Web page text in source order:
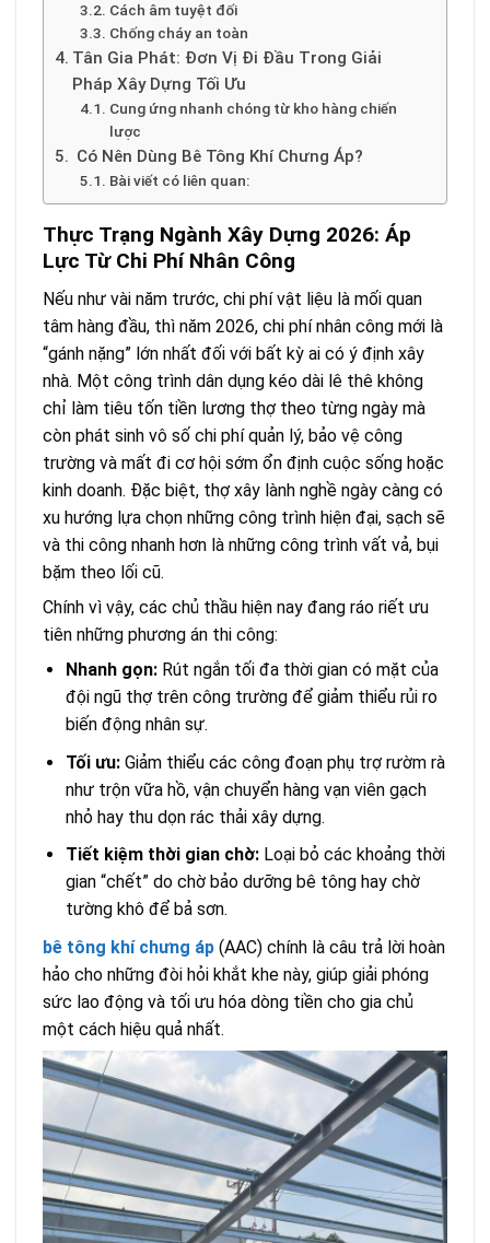
Cách âm tuyệt đối
Chống cháy an toàn
Tân Gia Phát: Đơn Vị Đi Đầu Trong Giải
Pháp Xây Dựng Tối Ưu
Cung ứng nhanh chóng từ kho hàng chiến
lược
Có Nên Dùng Bê Tông Khí Chưng Áp?
Bài viết có liên quan:
Thực Trạng Ngành Xây Dựng 2026: Áp
Lực Từ Chi Phí Nhân Công
Nếu như vài năm trước, chi phí vật liệu là mối quan
tâm hàng đầu, thì năm 2026, chi phí nhân công mới là
“gánh nặng” lớn nhất đối với bất kỳ ai có ý định xây
nhà. Một công trình dân dụng kéo dài lê thê không
chỉ làm tiêu tốn tiền lương thợ theo từng ngày mà
còn phát sinh vô số chi phí quản lý, bảo vệ công
trường và mất đi cơ hội sớm ổn định cuộc sống hoặc
kinh doanh. Đặc biệt, thợ xây lành nghề ngày càng có
xu hướng lựa chọn những công trình hiện đại, sạch sẽ
và thi công nhanh hơn là những công trình vất vả, bụi
bặm theo lối cũ.
Chính vì vậy, các chủ thầu hiện nay đang ráo riết ưu
tiên những phương án thi công:
Nhanh gọn:Rút ngắn tối đa thời gian có mặt của
đội ngũ thợ trên công trường để giảm thiểu rủi ro
biến động nhân sự.
Tối ưu:Giảm thiểu các công đoạn phụ trợ rườm rà
như trộn vữa hồ, vận chuyển hàng vạn viên gạch
nhỏ hay thu dọn rác thải xây dựng.
Tiết kiệm thời gian chờ:Loại bỏ các khoảng thời
gian “chết” do chờ bảo dưỡng bê tông hay chờ
tường khô để bả sơn.
bê tông khí chưng áp (AAC) chính là câu trả lời hoàn
hảo cho những đòi hỏi khắt khe này, giúp giải phóng
sức lao động và tối ưu hóa dòng tiền cho gia chủ
một cách hiệu quả nhất.